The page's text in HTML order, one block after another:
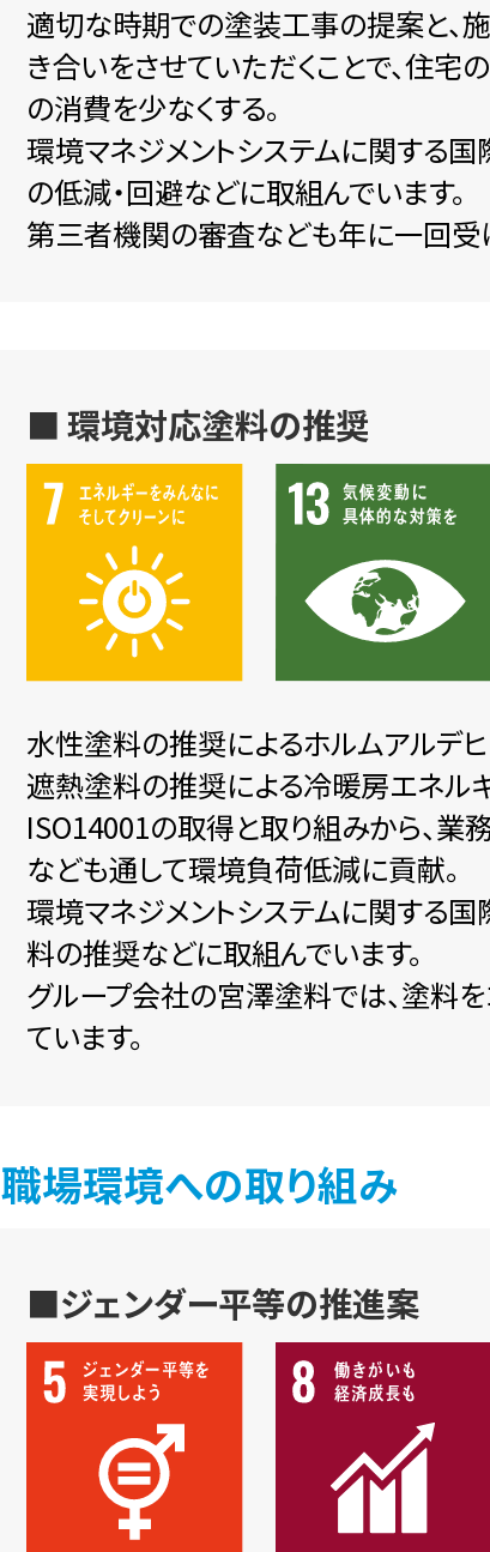
適切な時期での塗装工事の提案と、
き合いをさせていただくことで、住
の消費を少なくする。
環境マネジメントシステムに関する
の低減・回避などに取組んでいます。
第三者機関の審査なども年に一回受
■ 環境対応塗料の推奨
水性塗料の推奨によるホルムアルデ
遮熱塗料の推奨による冷暖房エネル
ISO14001の取得と取り組みから、業
なども通して環境負荷低減に貢献。
環境マネジメントシステムに関する
料の推奨などに取組んでいます。
グループ会社の宮澤塗料では、塗料
ています。
職場環境への取り組み
■ジェンダー平等の推進案